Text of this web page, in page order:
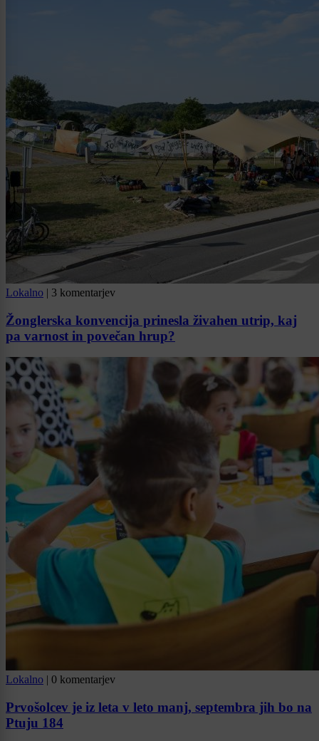
Lokalno | 3 komentarjev
Žonglerska konvencija prinesla živahen utrip, kaj
pa varnost in povečan hrup?
Lokalno | 0 komentarjev
Prvošolcev je iz leta v leto manj, septembra jih bo na
Ptuju 184